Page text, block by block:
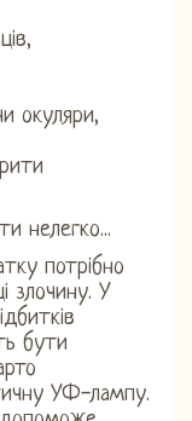
окуляри,
нелегко...
потрібно
злочину. У
бути
УФ-лампу.